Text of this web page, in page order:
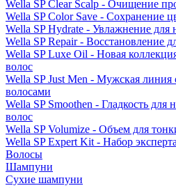
Wella SP Clear Scalp - Очищение
Wella SP Color Save - Сохранение
Wella SP Hydrate - Увлажнение
Wella SP Repair - Восстановление
Wella SP Luxe Oil - Новая
волос
Wella SP Just Men - Мужская линия
волосами
Wella SP Smoothen - Гладкость
волос
Wella SP Volumize - Объем для
Wella SP Expert Kit - Набор эксперта
Волосы
Шампуни
Сухие шампуни